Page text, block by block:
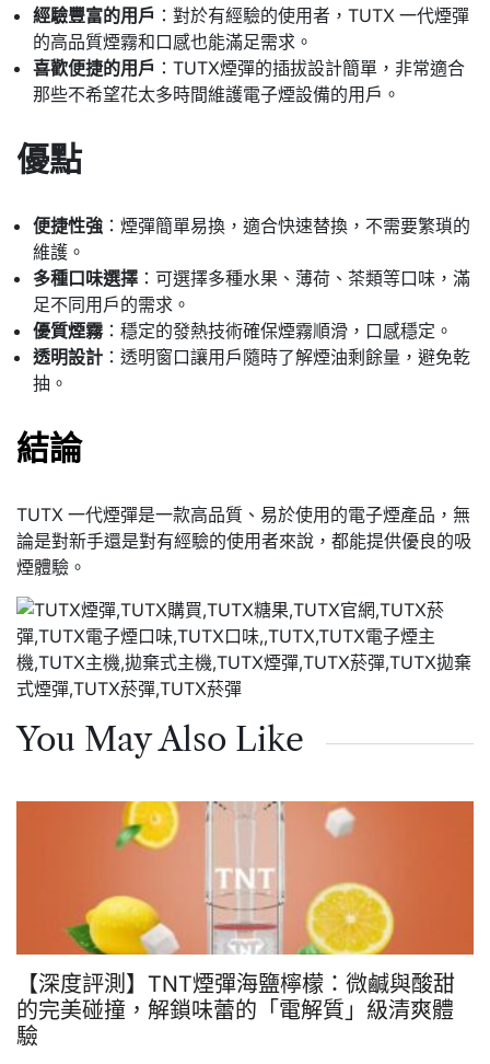
經驗豐富的用戶 ：對於有經驗的使用者，TUTX 一代煙彈
的高品質煙霧和口感也能滿足需求。
喜歡便捷的用戶 ：TUTX煙彈的插拔設計簡單，非常適合
那些不希望花太多時間維護電子煙設備的用戶。
優點
便捷性強 ：煙彈簡單易換，適合快速替換，不需要繁瑣的
維護。
多種口味選擇 ：可選擇多種水果、薄荷、茶類等口味，滿
足不同用戶的需求。
優質煙霧：穩定的發熱技術確保煙霧順滑，口感穩定。
透明設計 ：透明窗口讓用戶隨時了解煙油剩餘量，避免乾
抽。
結論
TUTX 一代煙彈是一款高品質、易於使用的電子煙產品，無
論是對新手還是對有經驗的使用者來說，都能提供優良的吸
煙體驗。
You May Also Like
【深度評測】TNT煙彈海鹽檸檬：微鹹與酸甜
的完美碰撞，解鎖味蕾的「電解質」級清爽體
驗